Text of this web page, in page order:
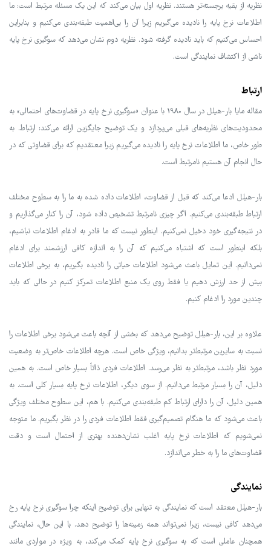
نظریه از بقیه برجسته‌تر هستند. نظریه اول بیان می‌کند که این یک مسئله مرتبط است: ما
اطلاعات نرخ پایه را نادیده می‌گیریم زیرا آن را بی‌اهمیت طبقه‌بندی می‌کنیم و بنابراین
احساس می‌کنیم که باید نادیده گرفته شود. نظریه دوم نشان می‌دهد که سوگیری نرخ پایه
ناشی از اکتشاف نمایندگی است.
ارتباط
مقاله مایا بار-هیلل در سال 1980 با عنوان «سوگیری نرخ پایه در قضاوت‌های احتمالی» به
محدودیت‌های نظریه‌های قبلی می‌پردازد و یک توضیح جایگزین ارائه می‌کند: ارتباط. به
طور خاص، ما اطلاعات نرخ پایه را نادیده می‌گیریم زیرا معتقدیم که برای قضاوتی که در
حال انجام آن هستیم نامرتبط است.
بار-هیلل ادعا می‌کند که قبل از قضاوت، اطلاعات داده شده به ما را به سطوح مختلف
ارتباط طبقه‌بندی می‌کنیم. اگر چیزی نامرتبط تشخیص داده شود، آن را کنار می‌گذاریم و
در نتیجه‌گیری خود دخیل نمی‌کنیم. اینطور نیست که ما قادر به ادغام اطلاعات نباشیم،
بلکه اینطور است که اشتباه می‌کنیم که آن را به اندازه کافی ارزشمند برای ادغام
نمی‌دانیم. این تمایل باعث می‌شود اطلاعات حیاتی را نادیده بگیریم، به برخی اطلاعات
بیش از حد ارزش دهیم یا فقط روی یک منبع اطلاعات تمرکز کنیم در حالی که باید
چندین مورد را ادغام کنیم.
علاوه بر این، بار-هیلل توضیح می‌دهد که بخشی از آنچه باعث می‌شود برخی اطلاعات را
نسبت به سایرین مرتبط‌تر بدانیم، ویژگی خاص است. هرچه اطلاعات خاص‌تر به وضعیت
مورد نظر باشد، مرتبط‌تر به نظر می‌رسد. اطلاعات فردی ذاتاً بسیار خاص است. به همین
دلیل، آن را بسیار مرتبط می‌دانیم. از سوی دیگر، اطلاعات نرخ پایه بسیار کلی است. به
همین دلیل، آن را دارای ارتباط کم طبقه‌بندی می‌کنیم. با هم، این سطوح مختلف ویژگی
باعث می‌شود که ما هنگام تصمیم‌گیری فقط اطلاعات فردی را در نظر بگیریم. ما متوجه
نمی‌شویم که اطلاعات نرخ پایه اغلب نشان‌دهنده بهتری از احتمال است و دقت
قضاوت‌های ما را به خطر می‌اندازد.
نمایندگی
بار-هیلل معتقد است که نمایندگی به تنهایی برای توضیح اینکه چرا سوگیری نرخ پایه رخ
می‌دهد کافی نیست، زیرا نمی‌تواند همه زمینه‌ها را توضیح دهد. با این حال، نمایندگی
همچنان عاملی است که به سوگیری نرخ پایه کمک می‌کند، به ویژه در مواردی مانند